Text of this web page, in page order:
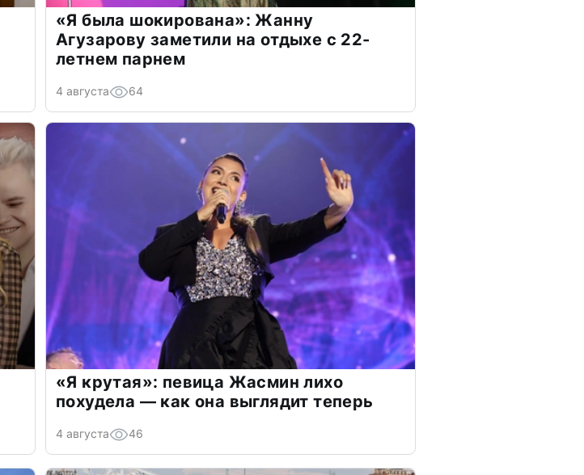
«Я была шокирована»: Жанну
Агузарову заметили на отдыхе с 22-
летнем парнем
4 августа 64
«Я крутая»: певица Жасмин лихо
похудела — как она выглядит теперь
4 августа 46